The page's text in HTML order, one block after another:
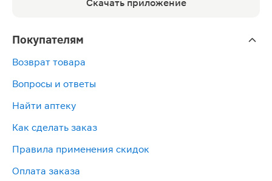
Скачать приложение
Покупателям
Возврат товара
Вопросы и ответы
Найти аптеку
Как сделать заказ
Правила применения скидок
Оплата заказа